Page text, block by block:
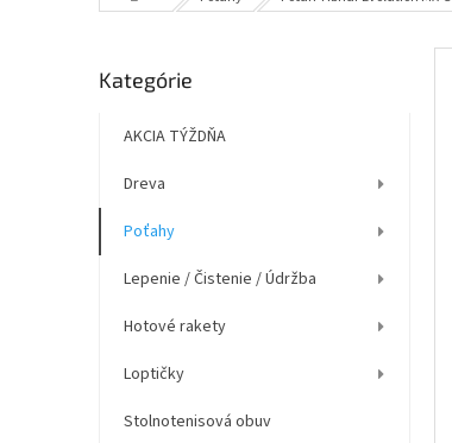
o
a
Preskočiť
Kategórie
AKCIA TÝŽDŇA
Dreva
Poťahy
Lepenie / Čistenie / Údržba
Hotové rakety
Loptičky
Stolnotenisová obuv